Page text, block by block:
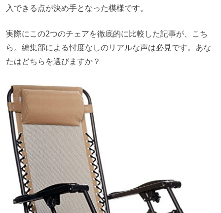
入できる点が決め手となった模様です。
実際にこの2つのチェアを徹底的に比較した記事が、こち
ら。編集部による忖度なしのリアルな声は必見です。あな
たはどちらを選びますか？